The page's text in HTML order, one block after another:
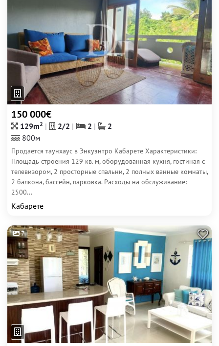
150 000€
129m2 2/2 2
2
800м
Продается таунхаус в Энкуэнтро Кабарете Характеристики:
Площадь строения 129 кв. м, оборудованная кухня, гостиная с
телевизором, 2 просторные спальни, 2 полных ванные комнаты,
2 балкона, бассейн, парковка. Расходы на обслуживание:
2500...
Кабарете
7